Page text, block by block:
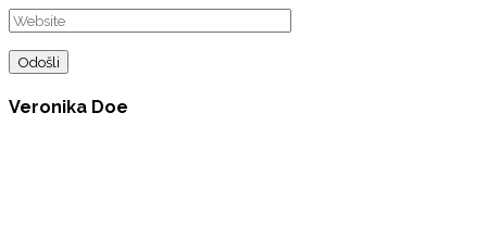
Veronika Doe